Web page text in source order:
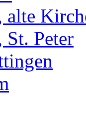
alte
Peter